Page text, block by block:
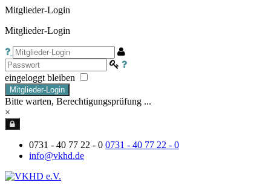
Mitglieder-Login
Mitglieder-Login
eingeloggt bleiben
Mitglieder-Login
Bitte warten, Berechtigungsprüfung ...
×
0731 - 40 77 22 - 0 0731 - 40 77 22 - 0
info@vkhd.de